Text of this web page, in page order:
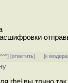
^^^] [ответить] [к